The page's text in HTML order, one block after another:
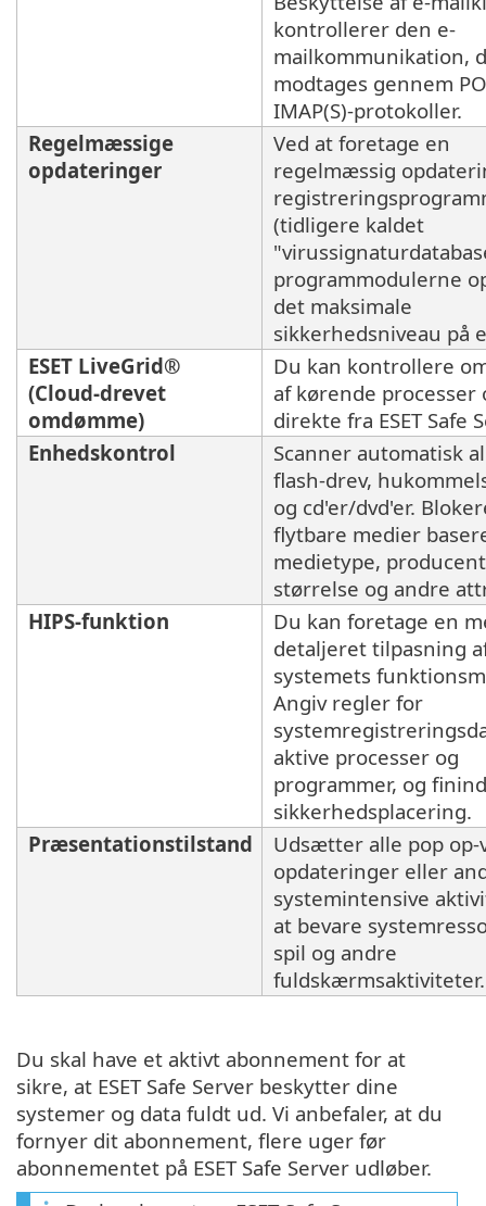
kontrollerer den e-
mailkommunikation,
modtages gennem
IMAP(S)-protokoller.
Regelmæssige
opdateringer
Ved at foretage en
regelmæssig
(tidligere kaldet
programmodulerne
det maksimale
sikkerhedsniveau på
ESET LiveGrid®
(Cloud-drevet
omdømme)
Du kan kontrollere
af kørende processer
direkte fra ESET Safe
Enhedskontrol
Scanner automatisk
flash-drev,
og cd'er/dvd'er.
flytbare medier
medietype,
størrelse og andre
HIPS-funktion
Du kan foretage en
detaljeret tilpasning
systemets
Angiv regler for
aktive processer og
programmer, og
sikkerhedsplacering.
Præsentationstilstand
Udsætter alle pop op-
opdateringer eller
systemintensive
at bevare
spil og andre
fuldskærmsaktiviteter.
Du skal have et aktivt abonnement for at
sikre, at ESET Safe Server beskytter dine
systemer og data fuldt ud. Vi anbefaler, at du
fornyer dit abonnement, flere uger før
abonnementet på ESET Safe Server udløber.